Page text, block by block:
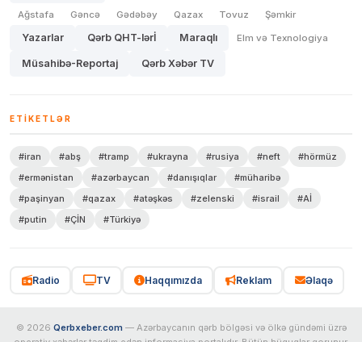
Ağstafa Gəncə Gədəbəy Qazax Tovuz Şəmkir
Yazarlar Qərb QHT-lərİ Maraqlı Elm və Texnologiya
Müsahibə-Reportaj Qərb Xəbər TV
ETIKETLƏR
#iran #abş #tramp #ukrayna #rusiya #neft
#hörmüz
#ermənistan
#azərbaycan #danışıqlar
#müharibə
#paşinyan
#qazax #atəşkəs #zelenski #israil
#Aİ
#putin
#ÇİN #Türkiyə
Radio TV Haqqımızda Reklam Əlaqə
© 2026 Qerbxeber.com — Azərbaycanın qərb bölgəsi və ölkə gündəmi üzrə